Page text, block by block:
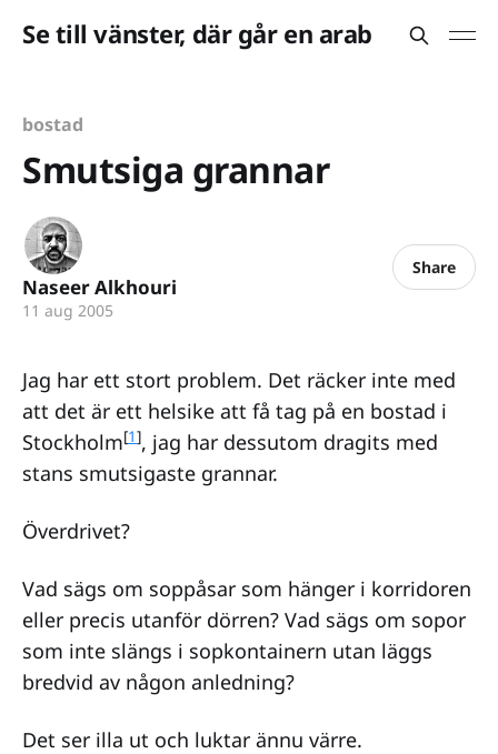
Se till vänster, där går en arab
bostad
Smutsiga grannar
Naseer Alkhouri
11 aug 2005
Share
Jag har ett stort problem. Det räcker inte med
att det är ett helsike att få tag på en bostad i
Stockholm[1], jag har dessutom dragits med
stans smutsigaste grannar.
Överdrivet?
Vad sägs om soppåsar som hänger i korridoren
eller precis utanför dörren? Vad sägs om sopor
som inte slängs i sopkontainern utan läggs
bredvid av någon anledning?
Det ser illa ut och luktar ännu värre.